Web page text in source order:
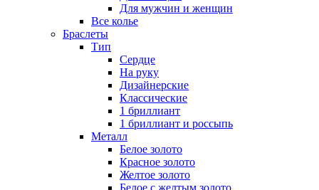
Для мужчин и женщин
Все колье
Браслеты
Тип
Сердце
На руку
Дизайнерские
Классические
1 бриллиант
1 бриллиант и россыпь
Металл
Белое золото
Красное золото
Желтое золото
Белое с желтым золото